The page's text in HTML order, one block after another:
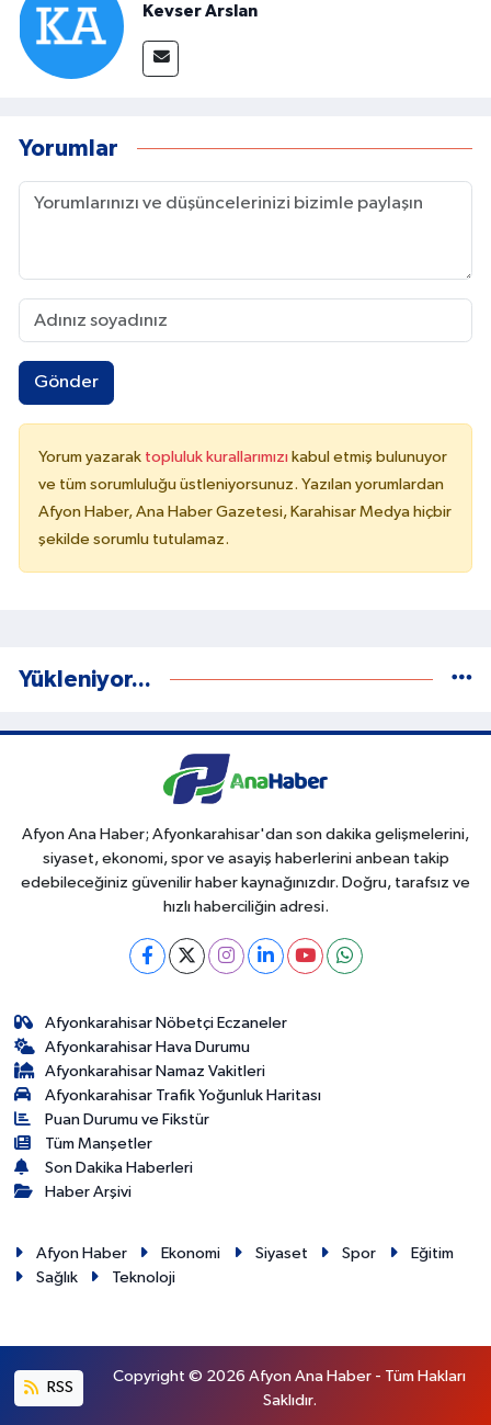
Kevser Arslan
Yorumlar
Gönder
Yorum yazarak topluluk kurallarımızı kabul etmiş bulunuyor
ve tüm sorumluluğu üstleniyorsunuz. Yazılan yorumlardan
Afyon Haber, Ana Haber Gazetesi, Karahisar Medya hiçbir
şekilde sorumlu tutulamaz.
Yükleniyor...
Afyon Ana Haber; Afyonkarahisar'dan son dakika gelişmelerini,
siyaset, ekonomi, spor ve asayiş haberlerini anbean takip
edebileceğiniz güvenilir haber kaynağınızdır. Doğru, tarafsız ve
hızlı haberciliğin adresi.
Afyonkarahisar Nöbetçi Eczaneler
Afyonkarahisar Hava Durumu
Afyonkarahisar Namaz Vakitleri
Afyonkarahisar Trafik Yoğunluk Haritası
Puan Durumu ve Fikstür
Tüm Manşetler
Son Dakika Haberleri
Haber Arşivi
Afyon Haber Ekonomi Siyaset Spor
Eğitim
Sağlık
Teknoloji
RSS
Copyright © 2026 Afyon Ana Haber - Tüm Hakları
Saklıdır.